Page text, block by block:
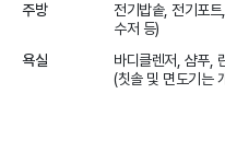
주방
전기밥솥, 전기포
수저 등)
욕실
바디클렌저, 샴푸,
(칫솔 및 면도기는